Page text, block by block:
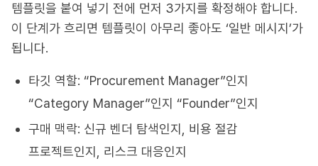
템플릿을 붙여 넣기 전에 먼저 3가지를 확정해야 합니다.
이 단계가 흐리면 템플릿이 아무리 좋아도 ‘일반 메시지’가
됩니다.
타깃 역할: “Procurement Manager”인지
“Category Manager”인지 “Founder”인지
구매 맥락: 신규 벤더 탐색인지, 비용 절감
프로젝트인지, 리스크 대응인지